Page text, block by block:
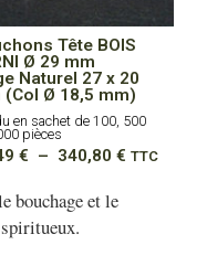
Tête BOIS
Ø 29 mm
Naturel 27 x 20
(Col Ø 18,5 mm)
en sachet de 100, 500
pièces
€ – 340,80 € Plage
TTC
bouchage et le